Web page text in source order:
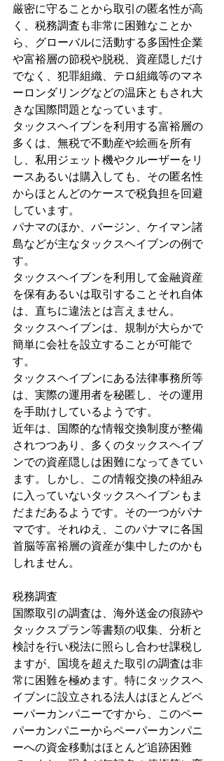
厳密に守ることから取引の匿名性が高
く、税務調査も非常に困難なことか
ら、グローバルに活動する多国性企業
や富裕層の節税や脱税、資産隠しだけ
でなく、犯罪組織、テロ組織等のマネ
ーロンダリングなどの温床ともされ大
きな国際問題となっています。
タックスヘイブンを利用する富裕層の
多くは、無税で不動産や絵画を所有
し、私用ジェット機やクルーザーをリ
ースあるいは購入しても、その匿名性
からほとんどのケースで税負担を回避
しています。
パナマのほか、バージン、ケイマン諸
島などが主なタックスヘイブンの例で
す。
タックスヘイブンを利用して金融資産
を保有あるいは取引することそれ自体
は、直ちに違法とは言えません。
タックスヘイブンは、規制が大らかで
簡単に会社を設立することが可能で
す。
タックスヘイブンにある法律事務所等
は、実際の運用者を秘匿し、その運用
を手助けしているようです。
近年は、国際的な情報交換制度が整備
されつつあり、多くのタックスヘイブ
ンでの資産隠しは困難になってきてい
ます。しかし、この情報交換の枠組み
に入っていないタックスヘイブンもま
だまだあるようです。その一つがパナ
マです。それゆえ、このパナマに各国
首脳等富裕層の資産が集中したのかも
しれません。
税務調査
国際取引の調査は、海外送金の痕跡や
タックスプラン等書類の収集、分析と
検討を行い税法に照らし合わせ課税し
ますが、国境を超えた取引の調査は非
常に困難を極めます。特にタックスヘ
イブンに設立される法人はほとんどペ
ーパーカンパニーですから、このペー
パーカンパニーからペーパーカンパニ
ーへの資金移動はほとんど追跡困難